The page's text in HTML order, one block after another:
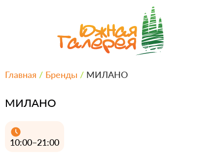
Главная / Бренды / МИЛАНО
МИЛАНО
10:00–21:00